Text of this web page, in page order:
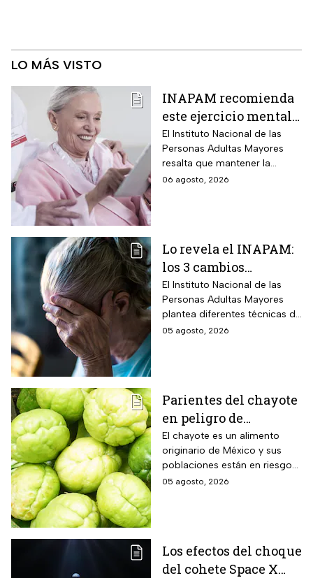
LO MÁS VISTO
INAPAM recomienda
este ejercicio mental
para adultos mayores
5 veces a la semana
durante 3 meses para
mejorar la atención
El Instituto Nacional de las
Personas Adultas Mayores
resalta que mantener la
disciplina es la clave para
06 agosto, 2026
Lo revela el INAPAM:
los 3 cambios
silenciosos que sufre
tu cerebro de forma
natural al envejecer
El Instituto Nacional de las
Personas Adultas Mayores
plantea diferentes técnicas de
estimulación mental para
05 agosto, 2026
Parientes del chayote
en peligro de
extinción, advierte
Instituto de Ecología
El chayote es un alimento
originario de México y sus
poblaciones están en riesgo
de desaparecer a corto plazo
05 agosto, 2026
Los efectos del choque
del cohete Space X